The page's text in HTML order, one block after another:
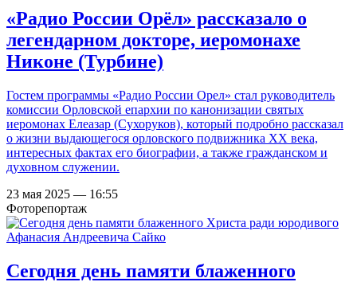
«Радио России Орёл» рассказало о
легендарном докторе, иеромонахе
Никоне (Турбине)
Гостем программы «Радио России Орел» стал руководитель
комиссии Орловской епархии по канонизации святых
иеромонах Елеазар (Сухоруков), который подробно рассказал
о жизни выдающегося орловского подвижника XX века,
интересных фактах его биографии, а также гражданском и
духовном служении.
23 мая 2025 — 16:55
Фоторепортаж
Сегодня день памяти блаженного